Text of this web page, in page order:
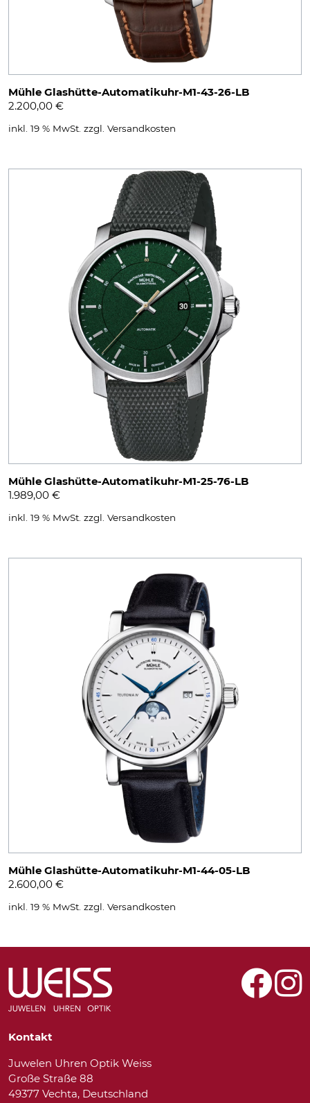
Mühle Glashütte-Automatikuhr-M1-43-26-LB
2.200,00 €
inkl. 19 % MwSt. zzgl. Versandkosten
Mühle Glashütte-Automatikuhr-M1-25-76-LB
1.989,00 €
inkl. 19 % MwSt. zzgl. Versandkosten
Mühle Glashütte-Automatikuhr-M1-44-05-LB
2.600,00 €
inkl. 19 % MwSt. zzgl. Versandkosten
Kontakt
Juwelen Uhren Optik Weiss
Große Straße 88
49377 Vechta, Deutschland